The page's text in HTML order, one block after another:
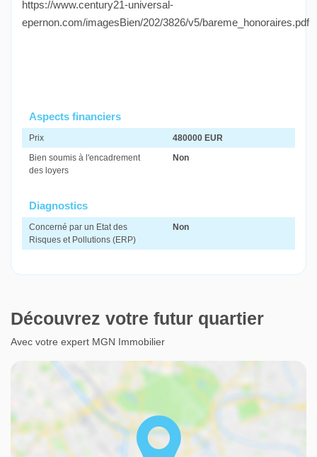
https://www.century21-universal-
epernon.com/imagesBien/202/3826/v5/bareme_honoraires.pdf
Aspects financiers
Prix
480000 EUR
Bien soumis à l'encadrement
des loyers
Non
Diagnostics
Concerné par un Etat des
Risques et Pollutions (ERP)
Non
Découvrez votre futur quartier
Avec votre expert MGN Immobilier